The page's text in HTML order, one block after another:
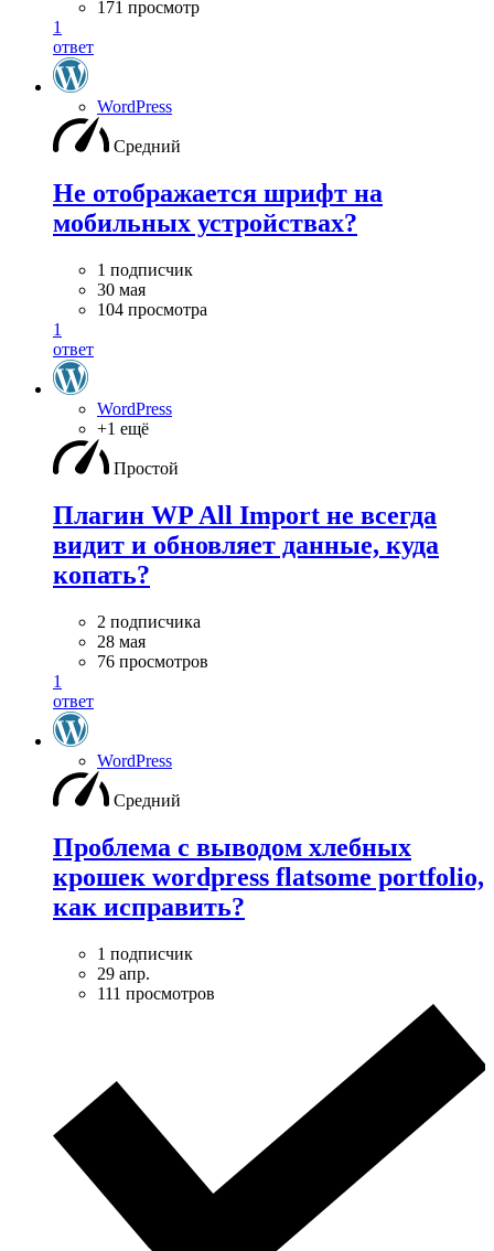
171 просмотр
1
ответ
WordPress
Средний
Не отображается шрифт на
мобильных устройствах?
1 подписчик
30 мая
104 просмотра
1
ответ
WordPress
+1 ещё
Простой
Плагин WP All Import не всегда
видит и обновляет данные, куда
копать?
2 подписчика
28 мая
76 просмотров
1
ответ
WordPress
Средний
Проблема с выводом хлебных
крошек wordpress flatsome portfolio,
как исправить?
1 подписчик
29 апр.
111 просмотров